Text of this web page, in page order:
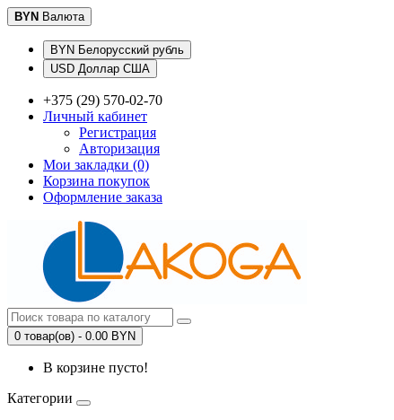
BYN Валюта
BYN Белорусский рубль
USD Доллар США
+375 (29) 570-02-70
Личный кабинет
Регистрация
Авторизация
Мои закладки (0)
Корзина покупок
Оформление заказа
0 товар(ов) - 0.00 BYN
В корзине пусто!
Категории